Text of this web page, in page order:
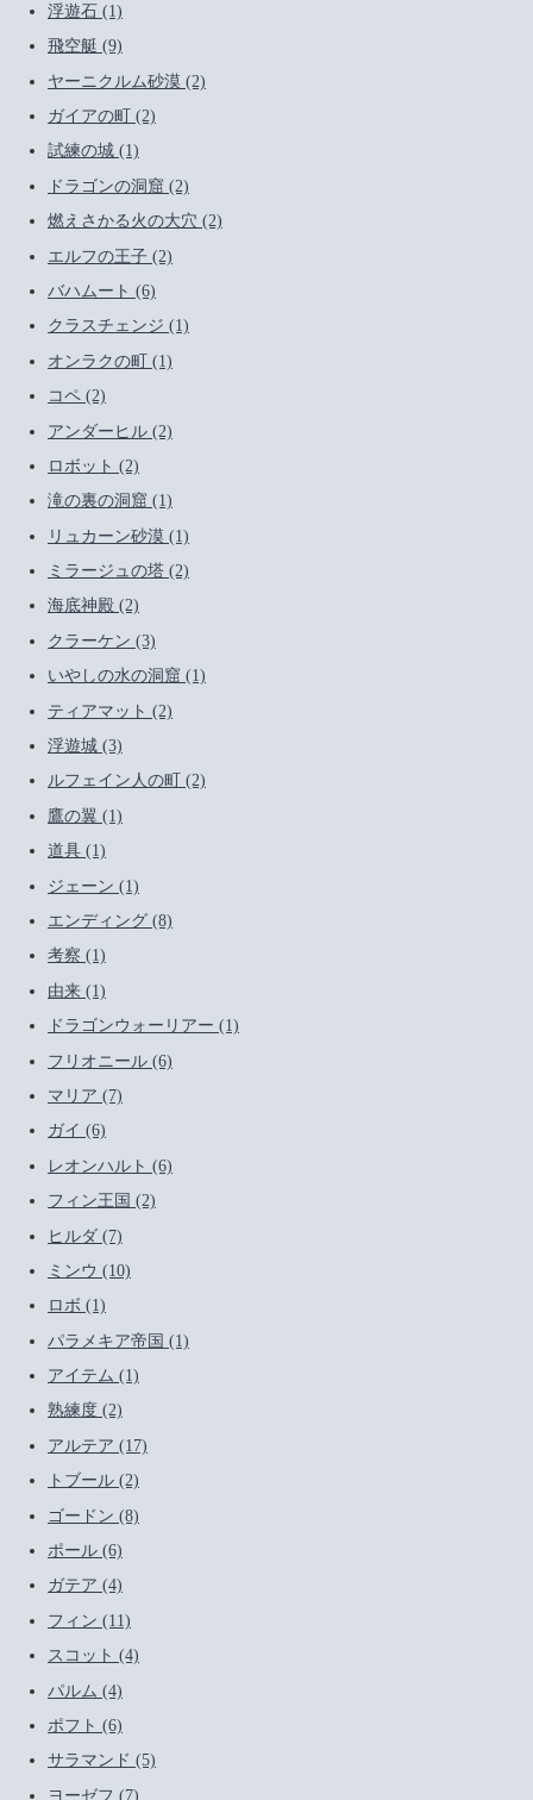
浮遊石 (1)
飛空艇 (9)
ヤーニクルム砂漠 (2)
ガイアの町 (2)
試練の城 (1)
ドラゴンの洞窟 (2)
燃えさかる火の大穴 (2)
エルフの王子 (2)
バハムート (6)
クラスチェンジ (1)
オンラクの町 (1)
コペ (2)
アンダーヒル (2)
ロボット (2)
滝の裏の洞窟 (1)
リュカーン砂漠 (1)
ミラージュの塔 (2)
海底神殿 (2)
クラーケン (3)
いやしの水の洞窟 (1)
ティアマット (2)
浮遊城 (3)
ルフェイン人の町 (2)
鷹の翼 (1)
道具 (1)
ジェーン (1)
エンディング (8)
考察 (1)
由来 (1)
ドラゴンウォーリアー (1)
フリオニール (6)
マリア (7)
ガイ (6)
レオンハルト (6)
フィン王国 (2)
ヒルダ (7)
ミンウ (10)
ロボ (1)
パラメキア帝国 (1)
アイテム (1)
熟練度 (2)
アルテア (17)
トブール (2)
ゴードン (8)
ポール (6)
ガテア (4)
フィン (11)
スコット (4)
パルム (4)
ポフト (6)
サラマンド (5)
ヨーゼフ (7)